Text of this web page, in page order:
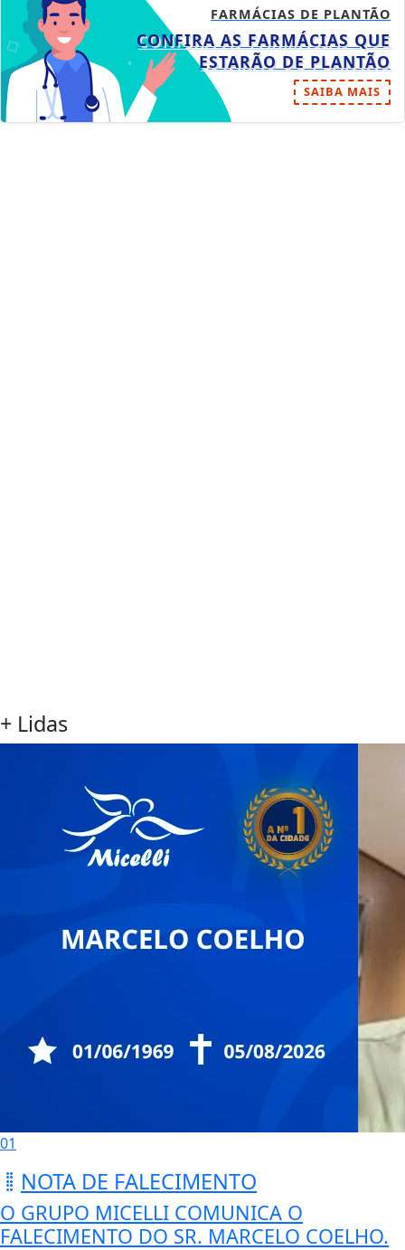
FARMÁCIAS DE PLANTÃO
CONFIRA AS FARMÁCIAS QUE
ESTARÃO DE PLANTÃO
SAIBA MAIS
+ Lidas
01
NOTA DE FALECIMENTO
O GRUPO MICELLI COMUNICA O
FALECIMENTO DO SR. MARCELO COELHO.